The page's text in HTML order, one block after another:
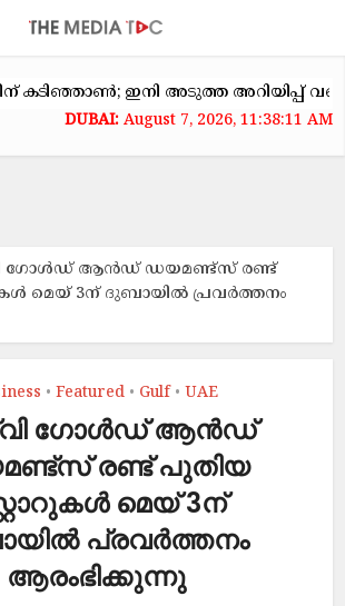
ഇനി അടുത്ത അറിയിപ്പ് വരെ
August 7, 2026, 11:38:11 AM
ഗോൾഡ് ആൻഡ് ഡയമണ്ട്സ് രണ്ട്
മെയ് 3ന് ദുബായിൽ പ്രവർത്തനം
• Featured • Gulf • UAE
ഗോൾഡ് ആൻഡ്
രണ്ട് പുതിയ
മെയ് 3ന്
പ്രവർത്തനം
ആരംഭിക്കുന്നു